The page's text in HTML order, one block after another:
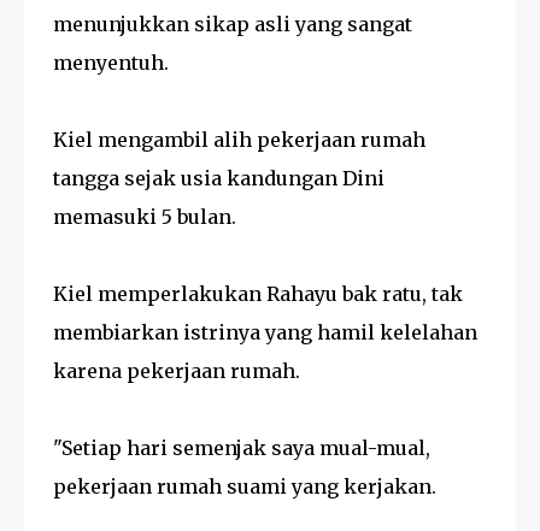
menunjukkan sikap asli yang sangat
menyentuh.
Kiel mengambil alih pekerjaan rumah
tangga sejak usia kandungan Dini
memasuki 5 bulan.
Kiel memperlakukan Rahayu bak ratu, tak
membiarkan istrinya yang hamil kelelahan
karena pekerjaan rumah.
"Setiap hari semenjak saya mual-mual,
pekerjaan rumah suami yang kerjakan.